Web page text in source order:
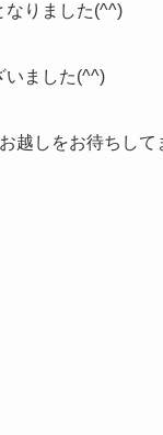
なりました(^^)
いました(^^)
越しをお待ちして